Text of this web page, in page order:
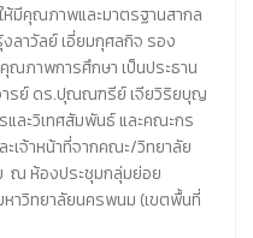
ห้มีคุณภาพและมาตรฐานสากล
ลาวัลย์ เอี่ยมกุศลกิจ รอง
ณภาพการศึกษา เป็นประธาน
ารย์ ดร.ปุณณฑรีย์ เจียวิริยบุญ
ละวิเทศสัมพันธ์ และคณะกร
เจ้าหน้าที่จากคณะ/วิทยาลัย
ณ ห้องประชุมกลุ่มย่อย
หาวิทยาลัยนครพนม (เขตพื้นที่